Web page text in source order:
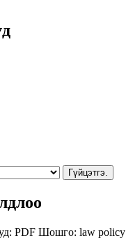
Гүйцэтгэ.
PDF Шошго: law policy